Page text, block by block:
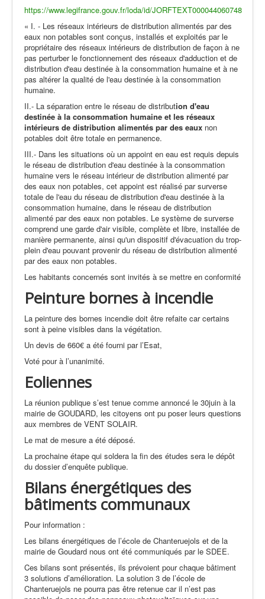
https://www.legifrance.gouv.fr/loda/id/JORFTEXT000044060748
« I. - Les réseaux intérieurs de distribution alimentés par des
eaux non potables sont conçus, installés et exploités par le
propriétaire des réseaux intérieurs de distribution de façon à ne
pas perturber le fonctionnement des réseaux d'adduction et de
distribution d'eau destinée à la consommation humaine et à ne
pas altérer la qualité de l'eau destinée à la consommation
humaine.
II.- La séparation entre le réseau de distribution d'eau
destinée à la consommation humaine et les réseaux
intérieurs de distribution alimentés par des eaux non
potables doit être totale en permanence.
III.- Dans les situations où un appoint en eau est requis depuis
le réseau de distribution d'eau destinée à la consommation
humaine vers le réseau intérieur de distribution alimenté par
des eaux non potables, cet appoint est réalisé par surverse
totale de l'eau du réseau de distribution d'eau destinée à la
consommation humaine, dans le réseau de distribution
alimenté par des eaux non potables. Le système de surverse
comprend une garde d'air visible, complète et libre, installée de
manière permanente, ainsi qu'un dispositif d'évacuation du trop-
plein d'eau pouvant provenir du réseau de distribution alimenté
par des eaux non potables.
Les habitants concernés sont invités à se mettre en conformité
Peinture bornes à incendie
La peinture des bornes incendie doit être refaite car certains
sont à peine visibles dans la végétation.
Un devis de 660€ a été fourni par l’Esat,
Voté pour à l’unanimité.
Eoliennes
La réunion publique s’est tenue comme annoncé le 30juin à la
mairie de GOUDARD, les citoyens ont pu poser leurs questions
aux membres de VENT SOLAIR.
Le mat de mesure a été déposé.
La prochaine étape qui soldera la fin des études sera le dépôt
du dossier d’enquête publique.
Bilans énergétiques des
bâtiments communaux
Pour information :
Les bilans énergétiques de l’école de Chanteruejols et de la
mairie de Goudard nous ont été communiqués par le SDEE.
Ces bilans sont présentés, ils prévoient pour chaque bâtiment
3 solutions d’amélioration. La solution 3 de l’école de
Chanteruejols ne pourra pas être retenue car il n’est pas